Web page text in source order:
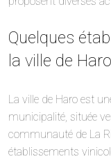
Quelques
la ville de
La ville de Haro est
municipalité, située
communauté de La
établissements